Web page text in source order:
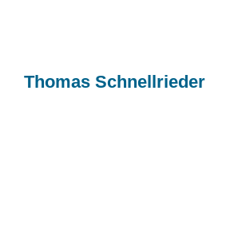
Thomas Schnellriederon